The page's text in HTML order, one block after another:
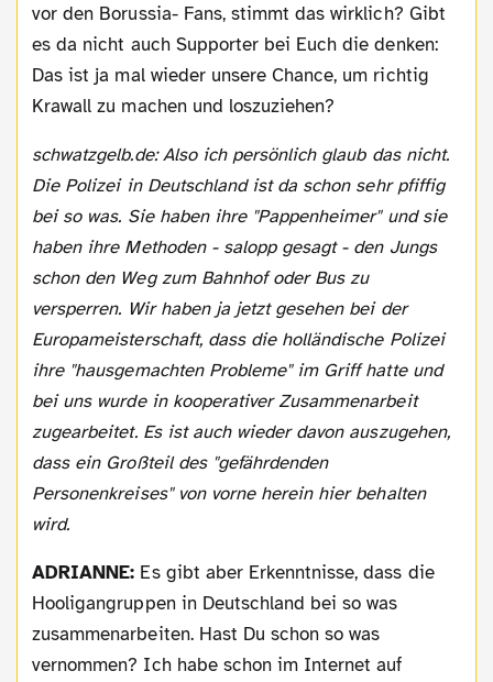
vor den Borussia- Fans, stimmt das wirklich? Gibt
es da nicht auch Supporter bei Euch die denken:
Das ist ja mal wieder unsere Chance, um richtig
Krawall zu machen und loszuziehen?
schwatzgelb.de: Also ich persönlich glaub das nicht.
Die Polizei in Deutschland ist da schon sehr pfiffig
bei so was. Sie haben ihre "Pappenheimer" und sie
haben ihre Methoden - salopp gesagt - den Jungs
schon den Weg zum Bahnhof oder Bus zu
versperren. Wir haben ja jetzt gesehen bei der
Europameisterschaft, dass die holländische Polizei
ihre "hausgemachten Probleme" im Griff hatte und
bei uns wurde in kooperativer Zusammenarbeit
zugearbeitet. Es ist auch wieder davon auszugehen,
dass ein Großteil des "gefährdenden
Personenkreises" von vorne herein hier behalten
wird.
ADRIANNE: Es gibt aber Erkenntnisse, dass die
Hooligangruppen in Deutschland bei so was
zusammenarbeiten. Hast Du schon so was
vernommen? Ich habe schon im Internet auf